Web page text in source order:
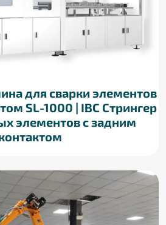
для сварки элементов
SL-1000 | IBC Стрингер
элементов с задним